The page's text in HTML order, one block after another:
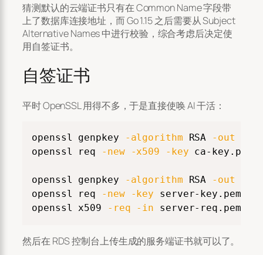
猜测默认的云端证书只有在 Common Name 字段带
上了数据库连接地址，而 Go 1.15 之后需要从 Subject
Alternative Names 中进行校验，综合考虑后决定使
用自签证书。
自签证书
平时 OpenSSL 用得不多，于是直接使唤 AI 干活：
openssl genpkey -algorithm RSA -out
openssl req
-new -x509 -key ca-key.pem
openssl genpkey -algorithm RSA -out
openssl req
-new -key server-key.pem
openssl x509
-req -in server-req.pem
然后在 RDS 控制台上传生成的服务端证书就可以了。